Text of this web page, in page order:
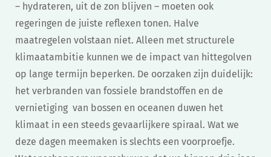
– hydrateren, uit de zon blijven – moeten ook
regeringen de juiste reflexen tonen. Halve
maatregelen volstaan niet. Alleen met structurele
klimaatambitie kunnen we de impact van hittegolven
op lange termijn beperken. De oorzaken zijn duidelijk:
het verbranden van fossiele brandstoffen en de
vernietiging van bossen en oceanen duwen het
klimaat in een steeds gevaarlijkere spiraal. Wat we
deze dagen meemaken is slechts een voorproefje.